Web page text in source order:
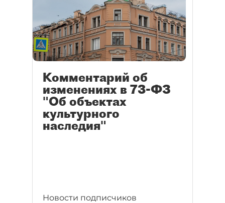
Комментарий об
изменениях в 73-ФЗ
"Об объектах
культурного
наследия"
Новости подписчиков